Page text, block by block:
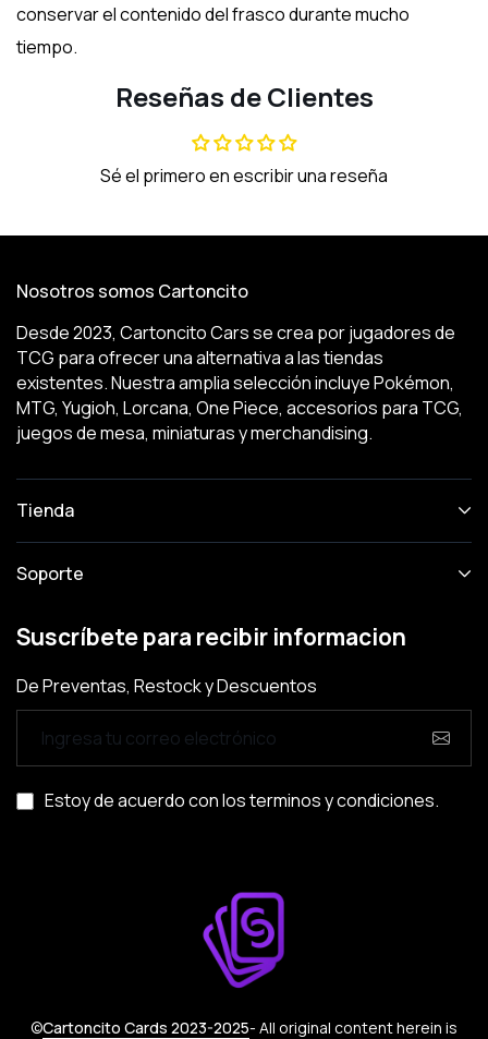
conservar el contenido del frasco durante mucho
tiempo.
Reseñas de Clientes
Sé el primero en escribir una reseña
Nosotros somos Cartoncito
Desde 2023, Cartoncito Cars se crea por jugadores de
TCG para ofrecer una alternativa a las tiendas
existentes. Nuestra amplia selección incluye Pokémon,
MTG, Yugioh, Lorcana, One Piece, accesorios para TCG,
juegos de mesa, miniaturas y merchandising.
Tienda
Soporte
Suscríbete para recibir informacion
De Preventas, Restock y Descuentos
Estoy de acuerdo con losterminos y condiciones.
©Cartoncito Cards 2023-2025- All original content herein is